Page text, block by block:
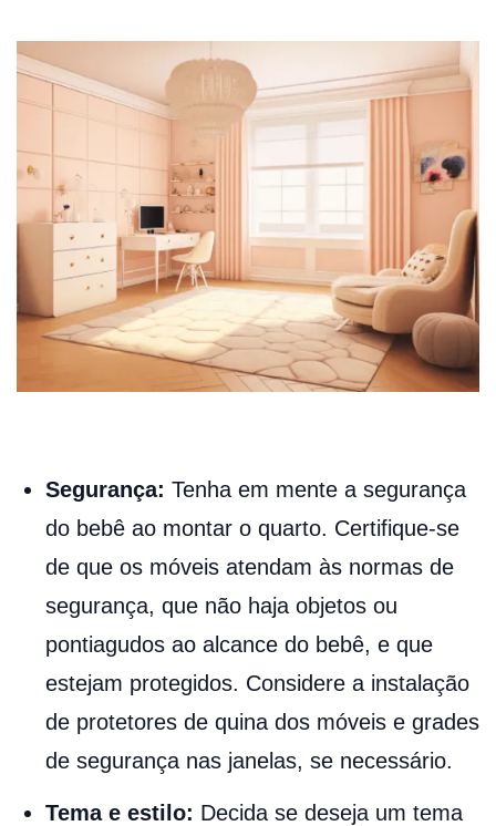
Segurança: Tenha em mente a segurança
do bebê ao montar o quarto. Certifique-se
de que os móveis atendam às normas de
segurança, que não haja objetos ou
pontiagudos ao alcance do bebê, e que
estejam protegidos. Considere a instalação
de protetores de quina dos móveis e grades
de segurança nas janelas, se necessário.
Tema e estilo: Decida se deseja um tema